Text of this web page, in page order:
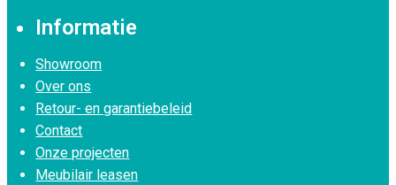
Informatie
Showroom
Over ons
Retour- en garantiebeleid
Contact
Onze projecten
Meubilair leasen